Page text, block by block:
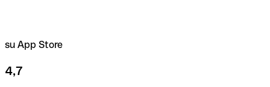
su App Store
4,7